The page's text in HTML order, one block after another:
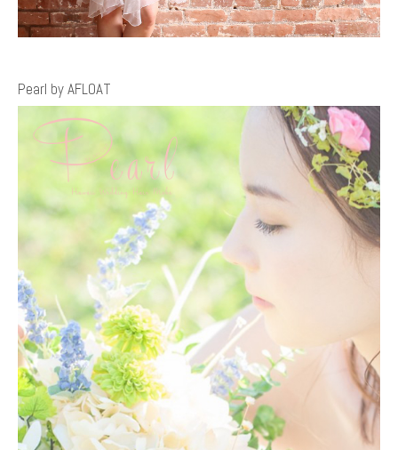
Pearl by AFLOAT